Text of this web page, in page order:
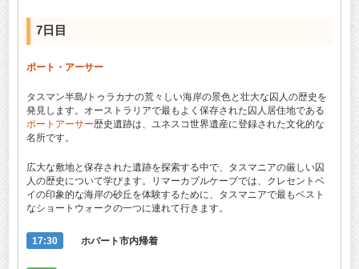
7日目
ポート・アーサー
タスマン半島/トゥラカナの荒々しい海岸の景色と壮大な囚人の歴史を
発見します。オーストラリアで最もよく保存された囚人居住地である
ポートアーサー歴史遺跡は、ユネスコ世界遺産に登録された文化的な
名所です。
広大な敷地と保存された遺跡を探索する中で、タスマニアの厳しい囚
人の歴史について学びます。リマーカブルケーブでは、クレセントベ
イの印象的な海岸の砂丘を体験するために、タスマニアで最もベスト
なショートウォークの一つに連れて行きます。
17:30 ホバート市内帰着